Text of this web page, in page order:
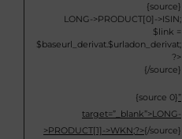
{source}
LONG->PRODUCT[0]->ISIN;
$link =
$baseurl_derivat.$urladon_derivat;
?>
{/source}
{source 0}”
target=”_blank”>LONG-
>PRODUCT[1]->WKN;?>{/source}